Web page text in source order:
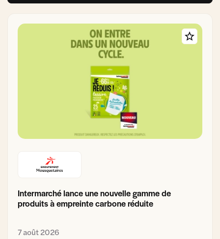
Intermarché lance une nouvelle gamme de
produits à empreinte carbone réduite
7 août 2026